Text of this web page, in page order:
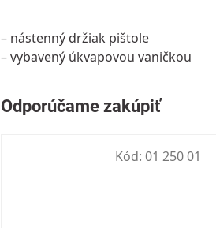
– nástenný držiak pištole
– vybavený úkvapovou vaničkou
Kód: 01 250 01